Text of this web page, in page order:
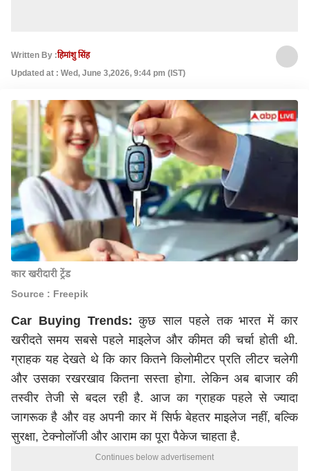
Written By :हिमांशु सिंह
Updated at : Wed, June 3,2026, 9:44 pm (IST)
कार खरीदारी ट्रेंड
Source : Freepik
Car Buying Trends: कुछ साल पहले तक भारत में कार
खरीदते समय सबसे पहले माइलेज और कीमत की चर्चा होती थी.
ग्राहक यह देखते थे कि कार कितने किलोमीटर प्रति लीटर चलेगी
और उसका रखरखाव कितना सस्ता होगा. लेकिन अब बाजार की
तस्वीर तेजी से बदल रही है. आज का ग्राहक पहले से ज्यादा
जागरूक है और वह अपनी कार में सिर्फ बेहतर माइलेज नहीं, बल्कि
सुरक्षा, टेक्नोलॉजी और आराम का पूरा पैकेज चाहता है.
Continues below advertisement